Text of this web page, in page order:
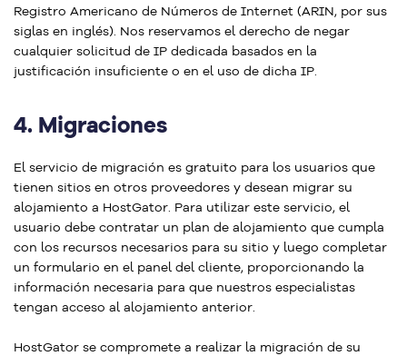
Registro Americano de Números de Internet (ARIN, por sus
siglas en inglés). Nos reservamos el derecho de negar
cualquier solicitud de IP dedicada basados en la
justificación insuficiente o en el uso de dicha IP.
4. Migraciones
El servicio de migración es gratuito para los usuarios que
tienen sitios en otros proveedores y desean migrar su
alojamiento a HostGator. Para utilizar este servicio, el
usuario debe contratar un plan de alojamiento que cumpla
con los recursos necesarios para su sitio y luego completar
un formulario en el panel del cliente, proporcionando la
información necesaria para que nuestros especialistas
tengan acceso al alojamiento anterior.
HostGator se compromete a realizar la migración de su